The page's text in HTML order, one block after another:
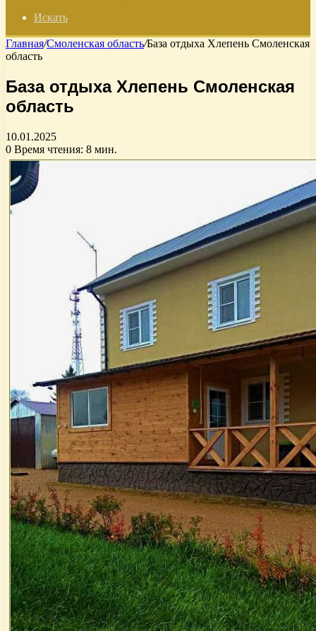
Искать
Главная/Смоленская область/База отдыха Хлепень Смоленская
область
База отдыха Хлепень Смоленская
область
10.01.2025
0 Время чтения: 8 мин.